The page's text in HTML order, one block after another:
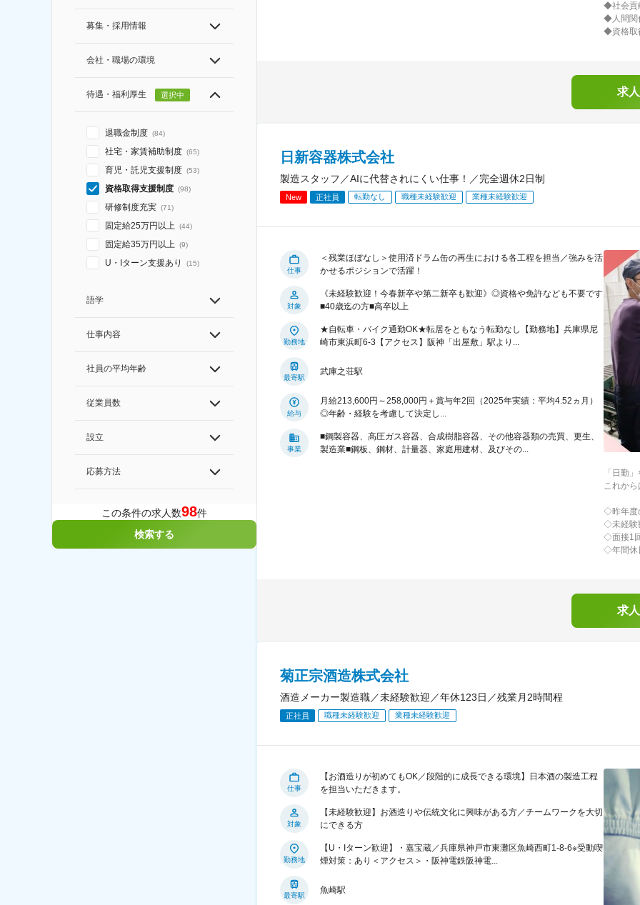
募集・採用情報
会社・職場の環境
待遇・福利厚生 選択中
退職金制度 (84)
社宅・家賃補助制度 (65)
育児・託児支援制度 (53)
資格取得支援制度 (98)
研修制度充実 (71)
固定給25万円以上 (44)
固定給35万円以上 (9)
U・Iターン支援あり (15)
語学
仕事内容
社員の平均年齢
従業員数
設立
応募方法
この条件の求人数98件
検索する
◆社会貢
◆人間関
◆資格取
求
日新容器株式会社
製造スタッフ／AIに代替されにくい仕事！／完全週休2日制
New 正社員 転勤なし 職種未経験歓迎 業種未経験歓迎
仕事
＜残業ほぼなし＞使用済ドラム缶の再生における各工程を担当／強みを活
かせるポジションで活躍！
対象
《未経験歓迎！今春新卒や第二新卒も歓迎》◎資格や免許なども不要です
■40歳迄の方■高卒以上
勤務地
★自転車・バイク通勤OK★転居をともなう転勤なし【勤務地】兵庫県尼
崎市東浜町6-3【アクセス】阪神「出屋敷」駅より...
最寄駅
武庫之荘駅
給与
月給213,600円～258,000円＋賞与年2回（2025年実績：平均4.52ヵ月）
◎年齢・経験を考慮して決定し...
事業
■鋼製容器、高圧ガス容器、合成樹脂容器、その他容器類の売買、更生、
製造業■鋼板、鋼材、計量器、家庭用建材、及びその...
「日勤
これか
◇昨年度
◇未経験
◇面接1
◇年間休
求
菊正宗酒造株式会社
酒造メーカー製造職／未経験歓迎／年休123日／残業月2時間程
正社員 職種未経験歓迎 業種未経験歓迎
仕事
【お酒造りが初めてもOK／段階的に成長できる環境】日本酒の製造工程
を担当いただきます。
対象
【未経験歓迎】お酒造りや伝統文化に興味がある方／チームワークを大切
にできる方
勤務地
【U・Iターン歓迎】・嘉宝蔵／兵庫県神戸市東灘区魚崎西町1-8-6※受動喫
煙対策：あり＜アクセス＞・阪神電鉄阪神電...
最寄駅
魚崎駅